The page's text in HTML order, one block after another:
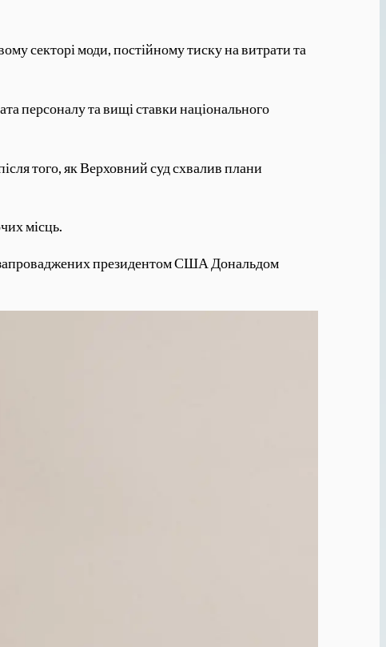
секторі моди, постійному тиску на витрати та
персоналу та вищі ставки національного
того, як Верховний суд схвалив плани
місць.
запроваджених президентом США Дональдом